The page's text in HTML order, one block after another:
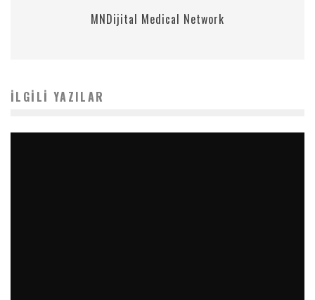
MNDijital Medical Network
İLGILI YAZILAR